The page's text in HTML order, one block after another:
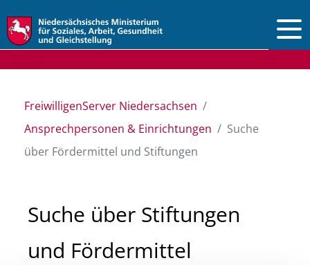
FreiwilligenServer Niedersachsen
Ansprechpersonen & Einrichtungen
Suche
über Fördermittel und Stiftungen
Suche über Stiftungen
und Fördermittel